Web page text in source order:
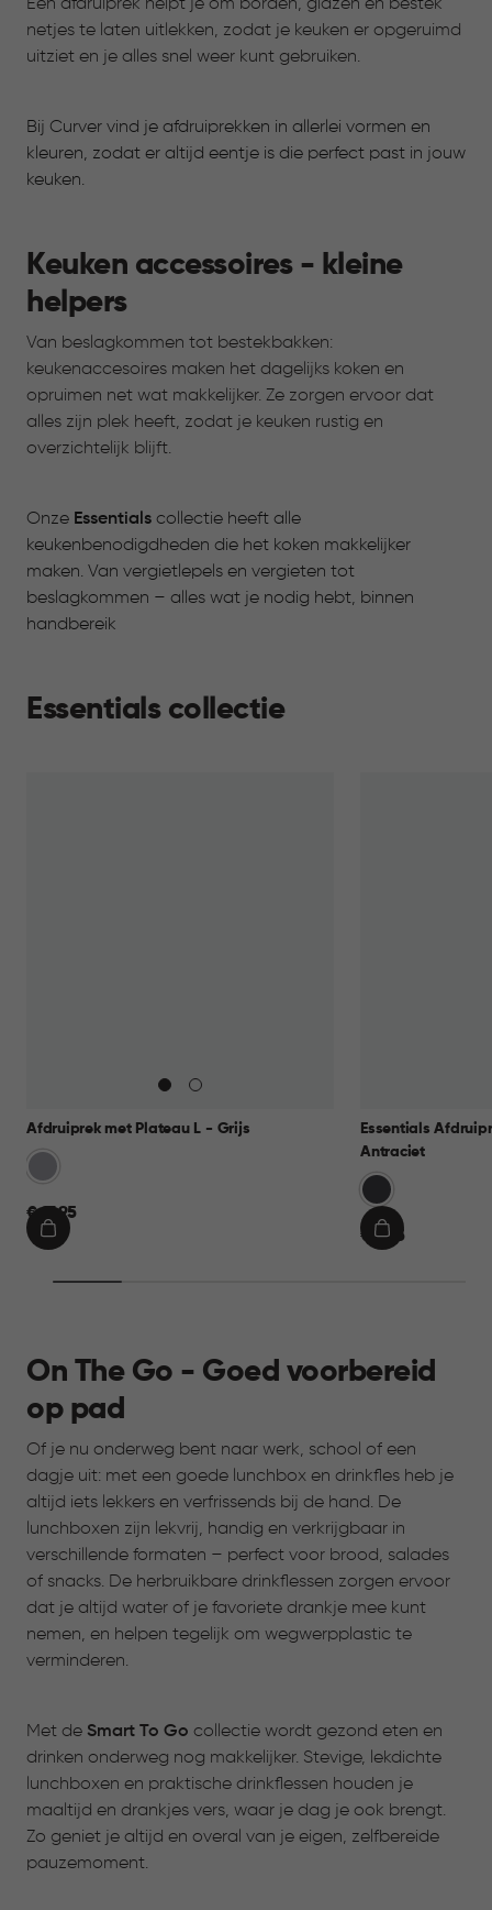
Een afdruiprek helpt je om borden, glazen en bestek
netjes te laten uitlekken, zodat je keuken er opgeruimd
uitziet en je alles snel weer kunt gebruiken.
Bij Curver vind je afdruiprekken in allerlei vormen en
kleuren, zodat er altijd eentje is die perfect past in jouw
keuken.
Keuken accessoires - kleine
helpers
Van beslagkommen tot bestekbakken:
keukenaccesoires maken het dagelijks koken en
opruimen net wat makkelijker. Ze zorgen ervoor dat
alles zijn plek heeft, zodat je keuken rustig en
overzichtelijk blijft.
Onze Essentials collectie heeft alle
keukenbenodigdheden die het koken makkelijker
maken. Van vergietlepels en vergieten tot
beslagkommen – alles wat je nodig hebt, binnen
handbereik
Essentials collectie
Afdruiprek met Plateau L - Grijs
Licht
€
17,95
€ 17,95
IN
Essentials
Antraciet
Grijs
€€ 9,95
IN
On The Go - Goed voorbereid
op pad
Of je nu onderweg bent naar werk, school of een
dagje uit: met een goede lunchbox en drinkfles heb je
altijd iets lekkers en verfrissends bij de hand. De
lunchboxen zijn lekvrij, handig en verkrijgbaar in
verschillende formaten – perfect voor brood, salades
of snacks. De herbruikbare drinkflessen zorgen ervoor
dat je altijd water of je favoriete drankje mee kunt
nemen, en helpen tegelijk om wegwerpplastic te
verminderen.
Met de Smart To Go collectie wordt gezond eten en
drinken onderweg nog makkelijker. Stevige, lekdichte
lunchboxen en praktische drinkflessen houden je
maaltijd en drankjes vers, waar je dag je ook brengt.
Zo geniet je altijd en overal van je eigen, zelfbereide
pauzemoment.